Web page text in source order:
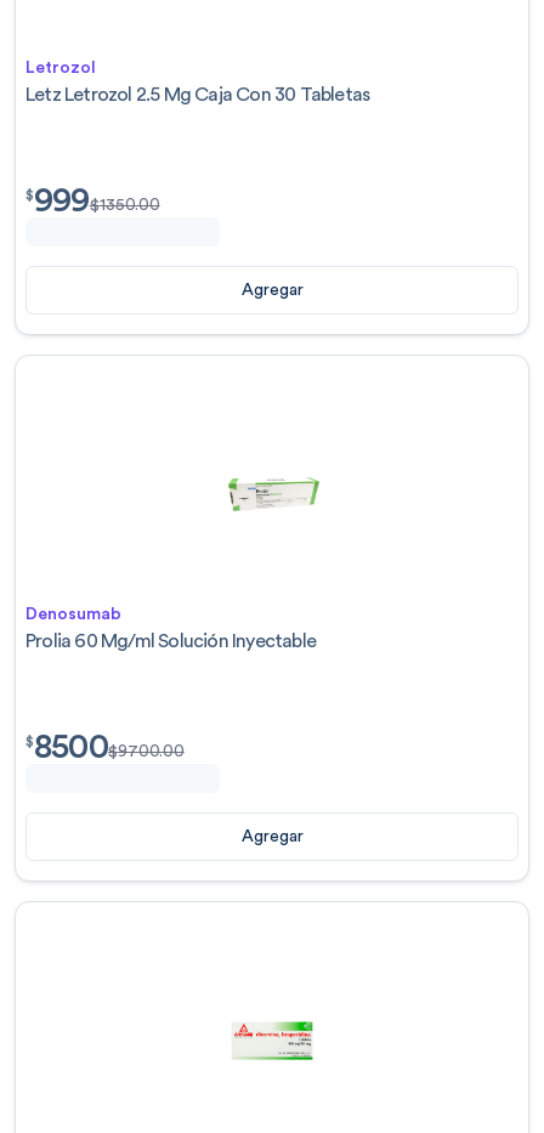
Letrozol
Letz Letrozol 2.5 Mg Caja Con 30 Tabletas
$999.00
$999$1350.00
Agregar
Denosumab
Prolia 60 Mg/ml Solución Inyectable
$8500.00
$8500$9700.00
Agregar